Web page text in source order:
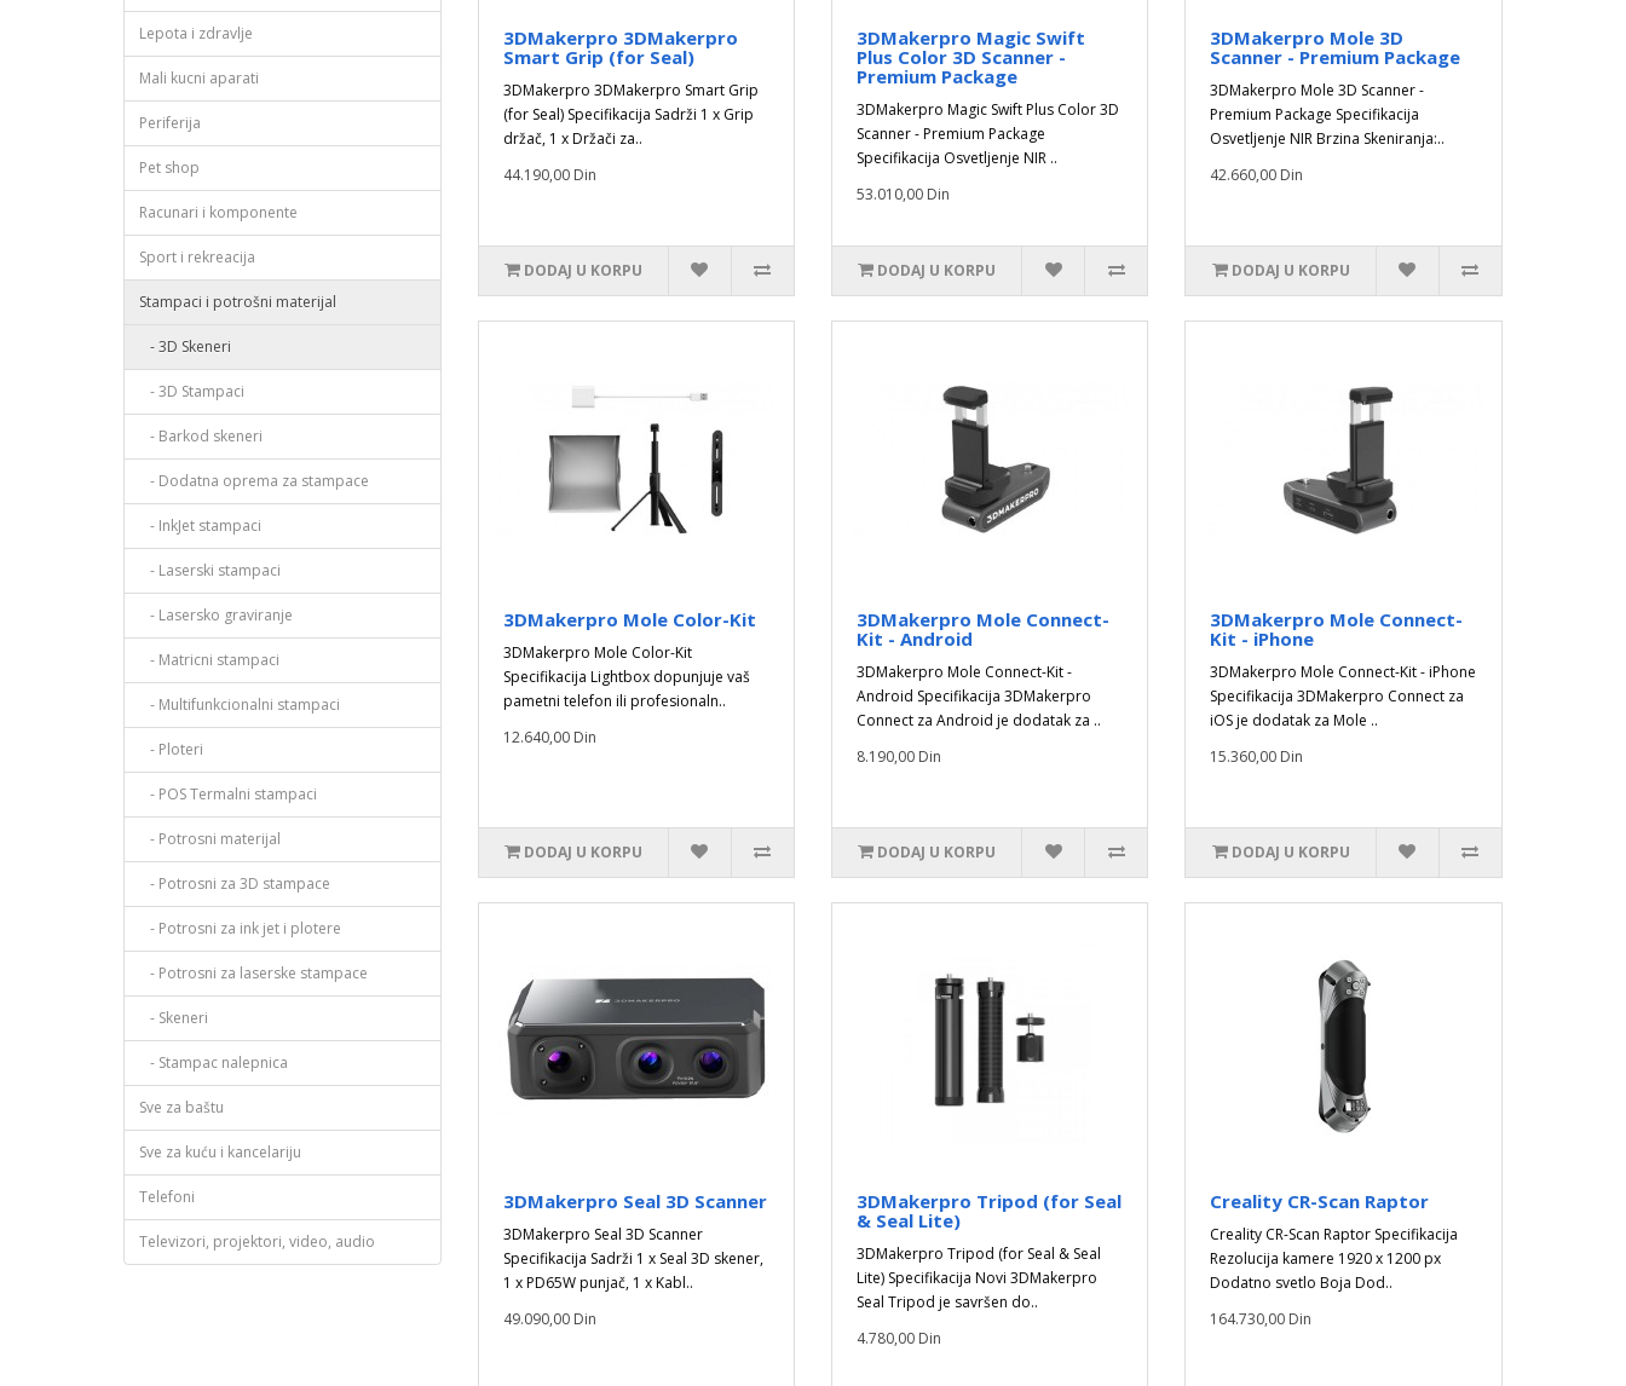
Lepota i zdravlje
Mali kucni aparati
Periferija
Pet shop
Racunari i komponente
Sport i rekreacija
Stampaci i potrošni materijal
- 3D Skeneri
- 3D Stampaci
- Barkod skeneri
- Dodatna oprema za stampace
- InkJet stampaci
- Laserski stampaci
- Lasersko graviranje
- Matricni stampaci
- Multifunkcionalni stampaci
- Ploteri
- POS Termalni stampaci
- Potrosni materijal
- Potrosni za 3D stampace
- Potrosni za ink jet i plotere
- Potrosni za laserske stampace
- Skeneri
- Stampac nalepnica
Sve za baštu
Sve za kuću i kancelariju
Telefoni
Televizori, projektori, video, audio
3DMakerpro 3DMakerpro
Smart Grip (for Seal)
3DMakerpro 3DMakerpro Smart Grip
(for Seal) Specifikacija Sadrži 1 x Grip
držač, 1 x Držači za..
44.190,00 Din
DODAJ U KORPU
3DMakerpro Magic Swift
Plus Color 3D Scanner -
Premium Package
3DMakerpro Magic Swift Plus Color 3D
Scanner - Premium Package
Specifikacija Osvetljenje NIR ..
53.010,00 Din
DODAJ U KORPU
3DMakerpro Mole 3D
Scanner - Premium Package
3DMakerpro Mole 3D Scanner -
Premium Package Specifikacija
Osvetljenje NIR Brzina Skeniranja:..
42.660,00 Din
DODAJ U KORPU
3DMakerpro Mole Color-Kit
3DMakerpro Mole Color-Kit
Specifikacija Lightbox dopunjuje vaš
pametni telefon ili profesionaln..
12.640,00 Din
DODAJ U KORPU
3DMakerpro Mole Connect-
Kit - Android
3DMakerpro Mole Connect-Kit -
Android Specifikacija 3DMakerpro
Connect za Android je dodatak za ..
8.190,00 Din
DODAJ U KORPU
3DMakerpro Mole Connect-
Kit - iPhone
3DMakerpro Mole Connect-Kit - iPhone
Specifikacija 3DMakerpro Connect za
iOS je dodatak za Mole ..
15.360,00 Din
DODAJ U KORPU
3DMakerpro Seal 3D Scanner
3DMakerpro Seal 3D Scanner
Specifikacija Sadrži 1 x Seal 3D skener,
1 x PD65W punjač, 1 x Kabl..
49.090,00 Din
3DMakerpro Tripod (for Seal
& Seal Lite)
3DMakerpro Tripod (for Seal & Seal
Lite) Specifikacija Novi 3DMakerpro
Seal Tripod je savršen do..
4.780,00 Din
Creality CR-Scan Raptor
Creality CR-Scan Raptor Specifikacija
Rezolucija kamere 1920 x 1200 px
Dodatno svetlo Boja Dod..
164.730,00 Din